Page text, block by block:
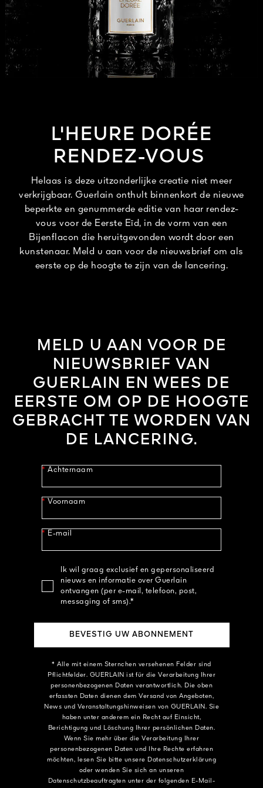
Alles bekijken
L'HEURE DORÉE
RENDEZ-VOUS
Helaas is deze uitzonderlijke creatie niet meer
verkrijgbaar. Guerlain onthult binnenkort de nieuwe
beperkte en genummerde editie van haar rendez-
vous voor de Eerste Eïd, in de vorm van een
Bijenflacon die heruitgevonden wordt door een
kunstenaar. Meld u aan voor de nieuwsbrief om als
eerste op de hoogte te zijn van de lancering.
MELD U AAN VOOR DE
NIEUWSBRIEF VAN
GUERLAIN EN WEES DE
EERSTE OM OP DE HOOGTE
GEBRACHT TE WORDEN VAN
DE LANCERING.
* Achternaam
* Voornaam
* E-mail
Ik wil graag exclusief en gepersonaliseerd
nieuws en informatie over Guerlain
ontvangen (per e-mail, telefoon, post,
messaging of sms).*
BEVESTIG UW ABONNEMENT
* Alle mit einem Sternchen versehenen Felder sind
Pflichtfelder. GUERLAIN ist für die Verarbeitung Ihrer
personenbezogenen Daten verantwortlich. Die oben
erfassten Daten dienen dem Versand von Angeboten,
News und Veranstaltungshinweisen von GUERLAIN. Sie
haben unter anderem ein Recht auf Einsicht,
Berichtigung und Löschung Ihrer persönlichen Daten.
Wenn Sie mehr über die Verarbeitung Ihrer
personenbezogenen Daten und Ihre Rechte erfahren
möchten, lesen Sie bitte unsere Datenschutzerklärung
oder wenden Sie sich an unseren
Datenschutzbeauftragten unter der folgenden E-Mail-